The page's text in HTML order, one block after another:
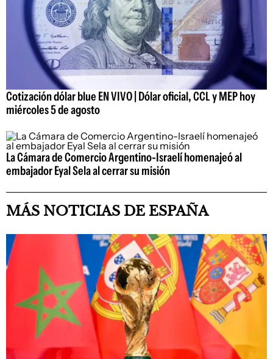
Cotización dólar blue EN VIVO | Dólar oficial, CCL y MEP hoy
miércoles 5 de agosto
La Cámara de Comercio Argentino-Israelí homenajeó al
embajador Eyal Sela al cerrar su misión
MÁS NOTICIAS DE ESPAÑA